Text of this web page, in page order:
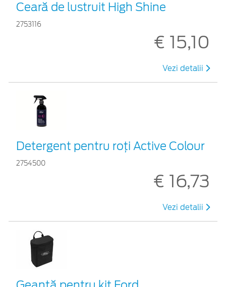
Ceară de lustruit High Shine
2753116
€ 15,10
Vezi detalii
Detergent pentru roți Active Colour
2754500
€ 16,73
Vezi detalii